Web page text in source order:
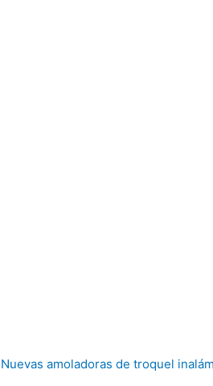
Nuevas amoladoras de troquel